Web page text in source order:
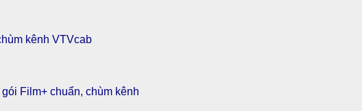
kênh VTVcab
gói Film+ chuẩn, chùm kênh